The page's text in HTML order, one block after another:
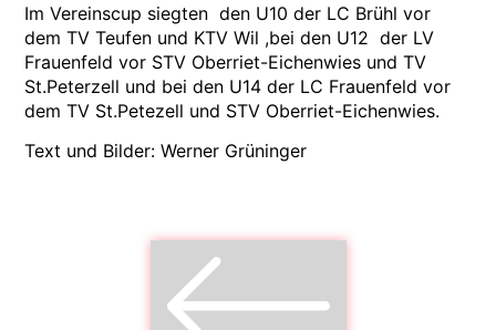
Im Vereinscup siegten den U10 der LC Brühl vor
dem TV Teufen und KTV Wil ,bei den U12 der LV
Frauenfeld vor STV Oberriet-Eichenwies und TV
St.Peterzell und bei den U14 der LC Frauenfeld vor
dem TV St.Petezell und STV Oberriet-Eichenwies.
Text und Bilder: Werner Grüninger